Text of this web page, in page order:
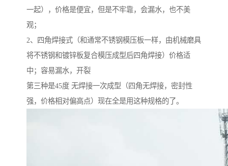
一起），价格是便宜，但是不牢靠，会漏水，也不美
观；
2、四角焊接式（和通常不锈钢模压板一样，由机械磨具
将不锈钢和镀锌板复合模压成型后四角焊接）价格适
中；容易漏水，开裂
第三种是45度 无焊接一次成型（四角无焊接，密封性
强，价格相对偏高点）现在全是用这种规格的了。